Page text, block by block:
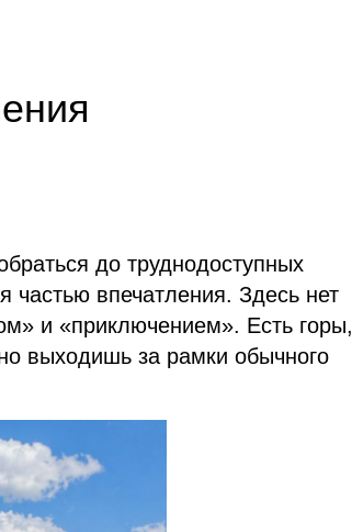
до труднодоступных
частью впечатления. Здесь нет
и «приключением». Есть горы,
выходишь за рамки обычного